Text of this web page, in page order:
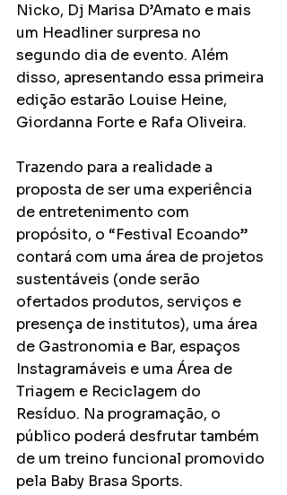
Nicko, Dj Marisa D’Amato e mais
um Headliner surpresa no
segundo dia de evento. Além
disso, apresentando essa primeira
edição estarão Louise Heine,
Giordanna Forte e Rafa Oliveira.
Trazendo para a realidade a
proposta de ser uma experiência
de entretenimento com
propósito, o “Festival Ecoando”
contará com uma área de projetos
sustentáveis (onde serão
ofertados produtos, serviços e
presença de institutos), uma área
de Gastronomia e Bar, espaços
Instagramáveis e uma Área de
Triagem e Reciclagem do
Resíduo. Na programação, o
público poderá desfrutar também
de um treino funcional promovido
pela Baby Brasa Sports.